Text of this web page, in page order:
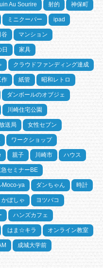
Au Sourire 射的 神保町
ミニクーパー ipad
谷 マンション
日 家具
クラウドファンディング達成
作 紙管 昭和レトロ
ダンボールのオブジェ
川崎住宅公園
送局 女性セブン
ワークショップ
親子 川崎市 ハウス
セミナーBE
Moco-ya ダンちゃん 時計
かぼしゃ ヨツバコ
ハンズカフェ
はま☆キラ オンライン教室
成城大学前